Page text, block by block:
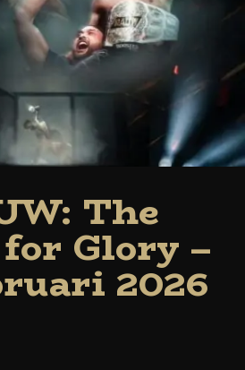
The
Glory –
2026